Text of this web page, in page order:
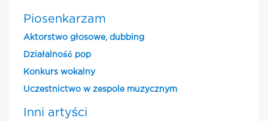
Piosenkarzam
Aktorstwo głosowe, dubbing
Działalność pop
Konkurs wokalny
Uczestnictwo w zespole muzycznym
Inni artyści